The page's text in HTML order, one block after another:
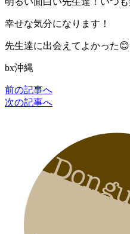
幸せな気分になります！
先生達に出会えてよかった
bx沖縄
前の記事へ
次の記事へ